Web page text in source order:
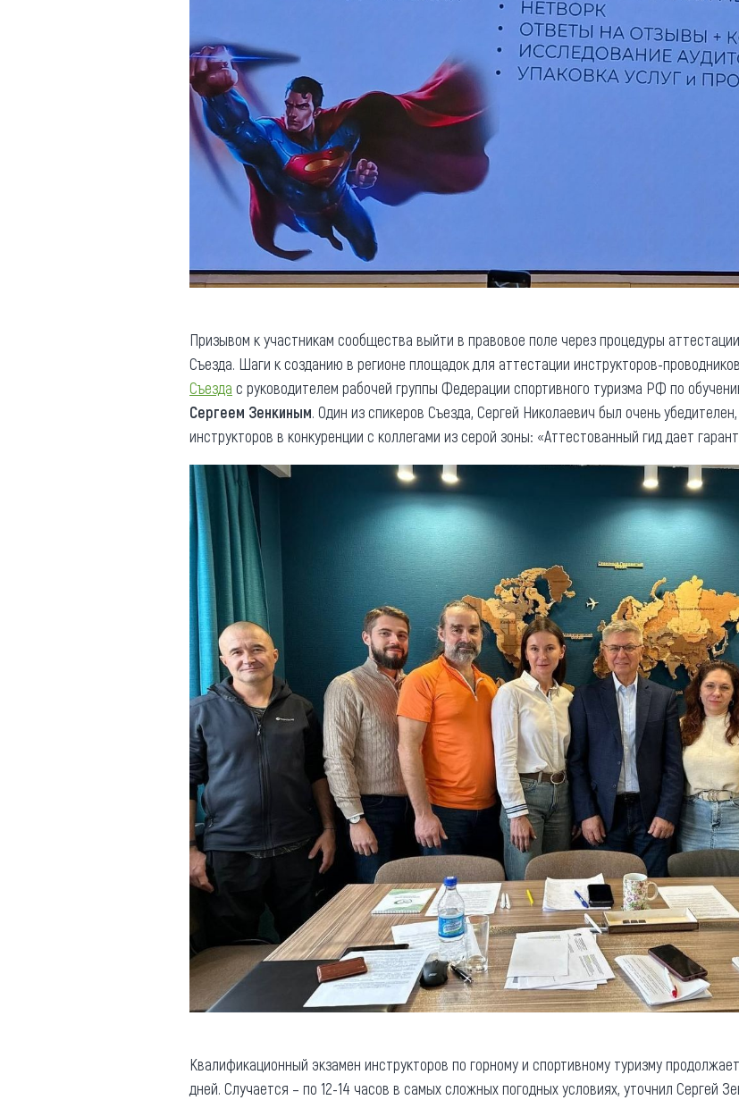
Призывом к участникам сообщества выйти в правовое поле через процедуры
Съезда. Шаги к созданию в регионе площадок для аттестации инструкторов-
Съезда с руководителем рабочей группы Федерации спортивного туризма РФ по
Сергеем Зенкиным. Один из спикеров Съезда, Сергей Николаевич был очень
инструкторов в конкуренции с коллегами из серой зоны: «Аттестованный гид дает
Квалификационный экзамен инструкторов по горному и спортивному туризму
дней. Случается – по 12-14 часов в самых сложных погодных условиях, уточнил Сергей